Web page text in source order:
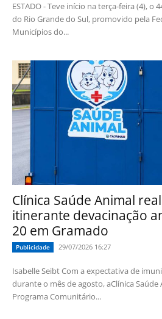
ESTADO - Teve início na terça-feira (4), o
do Rio Grande do Sul, promovido pela
Municípios do...
Clínica Saúde Animal
itinerante devacinação
20 em Gramado
Publicidade 29/07/2026 16:27
Isabelle Seibt Com a expectativa de imunizar mais de 10 mil animais
durante o mês de agosto, aClínica Saúde
Programa Comunitário...